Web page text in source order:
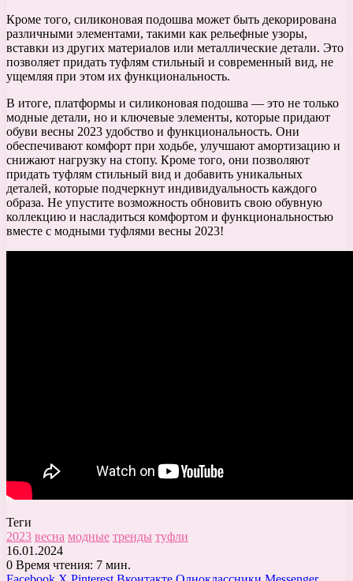
Кроме того, силиконовая подошва может быть декорирована
различными элементами, такими как рельефные узоры,
вставки из других материалов или металлические детали. Это
позволяет придать туфлям стильный и современный вид, не
ущемляя при этом их функциональность.
В итоге, платформы и силиконовая подошва — это не только
модные детали, но и ключевые элементы, которые придают
обуви весны 2023 удобство и функциональность. Они
обеспечивают комфорт при ходьбе, улучшают амортизацию и
снижают нагрузку на стопу. Кроме того, они позволяют
придать туфлям стильный вид и добавить уникальных
деталей, которые подчеркнут индивидуальность каждого
образа. Не упустите возможность обновить свою обувную
коллекцию и насладиться комфортом и функциональностью
вместе с модными туфлями весны 2023!
Теги
2023 весна модные тренды туфли
16.01.2024
0 Время чтения: 7 мин.